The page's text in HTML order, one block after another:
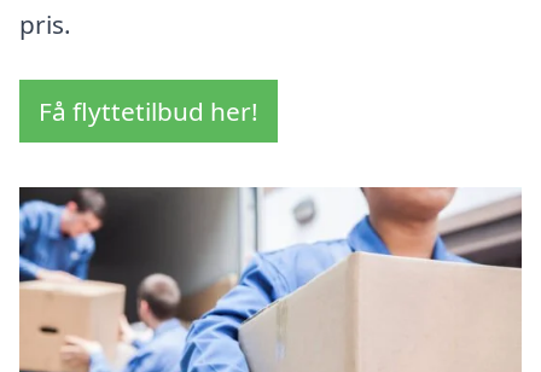
pris.
Få flyttetilbud her!